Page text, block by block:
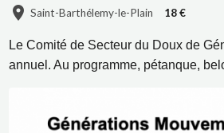
Saint-Barthélemy-le-Plain 18 €
Le Comité de Secteur du Doux de
annuel. Au programme, pétanque,